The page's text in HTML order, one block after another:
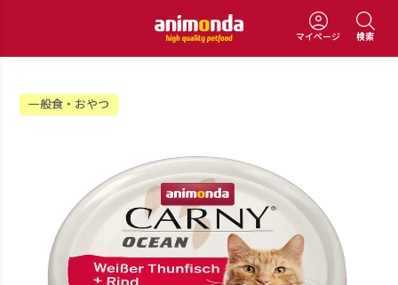
マイページ 検索
一般食・おやつ